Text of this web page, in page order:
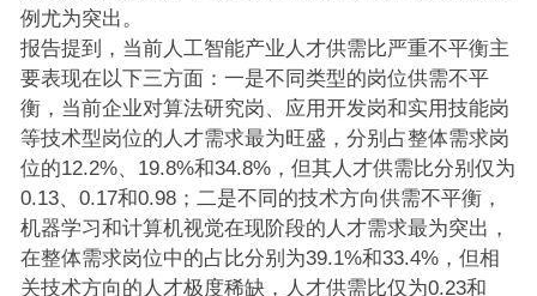
例尤为突出。
报告提到，当前人工智能产业人才供需比严重不平衡主
要表现在以下三方面：一是不同类型的岗位供需不平
衡，当前企业对算法研究岗、应用开发岗和实用技能岗
等技术型岗位的人才需求最为旺盛，分别占整体需求岗
位的12.2%、19.8%和34.8%，但其人才供需比分别仅为
0.13、0.17和0.98；二是不同的技术方向供需不平衡，
机器学习和计算机视觉在现阶段的人才需求最为突出，
在整体需求岗位中的占比分别为39.1%和33.4%，但相
关技术方向的人才极度稀缺，人才供需比仅为0.23和